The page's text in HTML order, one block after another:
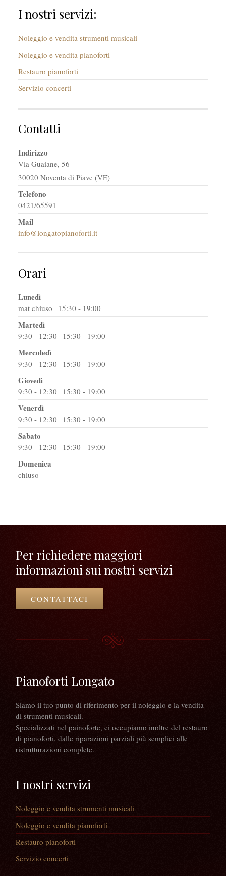
I nostri servizi:
Noleggio e vendita strumenti musicali
Noleggio e vendita pianoforti
Restauro pianoforti
Servizio concerti
Contatti
Indirizzo
Via Guaiane, 56
30020 Noventa di Piave (VE)
Telefono
0421/65591
Mail
info@longatopianoforti.it
Orari
Lunedì
mat chiuso | 15:30 - 19:00
Martedì
9:30 - 12:30 | 15:30 - 19:00
Mercoledì
9:30 - 12:30 | 15:30 - 19:00
Giovedì
9:30 - 12:30 | 15:30 - 19:00
Venerdì
9:30 - 12:30 | 15:30 - 19:00
Sabato
9:30 - 12:30 | 15:30 - 19:00
Domenica
chiuso
Per richiedere maggiori
informazioni sui nostri servizi
CONTATTACI
Pianoforti Longato
Siamo il tuo punto di riferimento per il noleggio e la vendita
di strumenti musicali.
Specializzati nel painoforte, ci occupiamo inoltre del restauro
di pianoforti, dalle riparazioni parziali più semplici alle
ristrutturazioni complete.
I nostri servizi
Noleggio e vendita strumenti musicali
Noleggio e vendita pianoforti
Restauro pianoforti
Servizio concerti